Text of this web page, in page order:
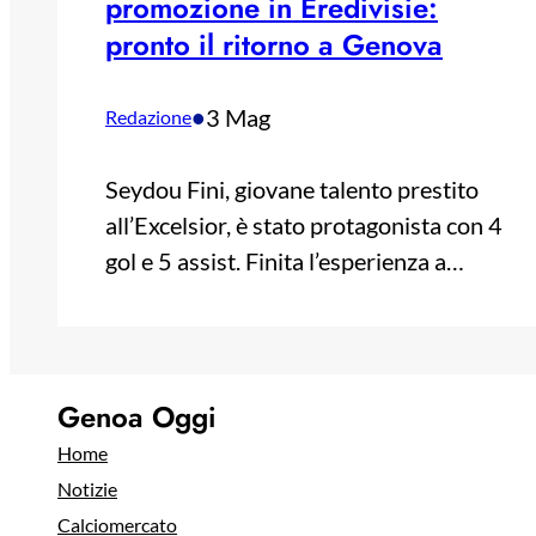
pronto il ritorno a Genova
Redazione•3 Mag
Seydou Fini, giovane talento prestito
all’Excelsior, è stato protagonista con 4
gol e 5 assist. Finita l’esperienza a…
Genoa Oggi
Home
Notizie
Calciomercato